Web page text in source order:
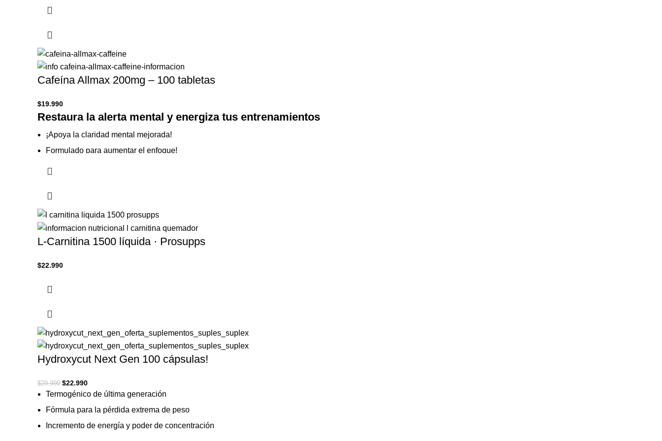
Cafeína Allmax 200mg – 100 tabletas
$19.990
Restaura la alerta mental y energiza tus entrenamientos
¡Apoya la claridad mental mejorada!
Formulado para aumentar el enfoque!
Ayuda a la quema de grasa
L-Carnitina 1500 líquida · Prosupps
$22.990
Hydroxycut Next Gen 100 cápsulas!
$29.990 El
precio
era:
$29.990.
$22.990El
precio
es:
$22.990.
Termogénico de última generación
Fórmula para la pérdida extrema de peso
Incremento de energía y poder de concentración